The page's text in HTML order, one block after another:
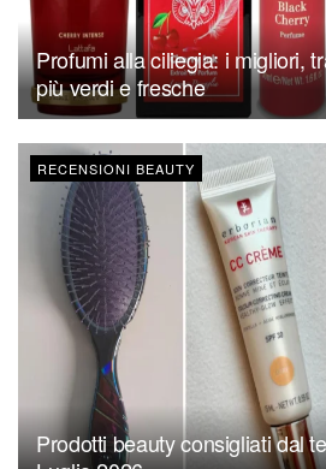
Profumi alla ciliegia: i migliori,
più verdi e fresche
RECENSIONI BEAUTY
Prodotti beauty consigliati dal